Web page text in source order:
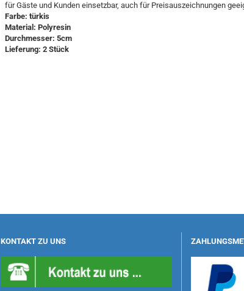
für Gäste und Kunden einsetzbar, auch für Preisauszeichnungen
Farbe: türkis
Material: Polyresin
Durchmesser: 5cm
Lieferung: 2 Stück
KONTAKT ZU UNS